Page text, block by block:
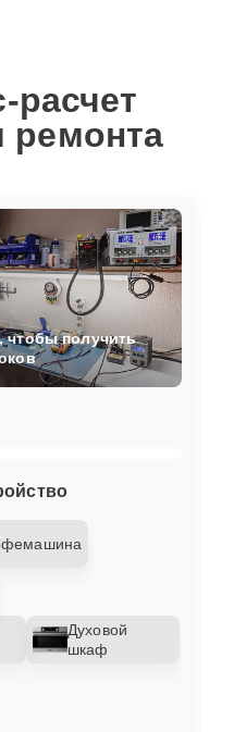
расчет
ремонта
Духовой
шкаф
чтобы получить